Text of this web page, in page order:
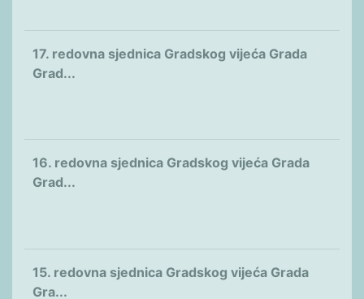
17. redovna sjednica Gradskog vijeća Grada
Grad...
16. redovna sjednica Gradskog vijeća Grada
Grad...
15. redovna sjednica Gradskog vijeća Grada
Gra...